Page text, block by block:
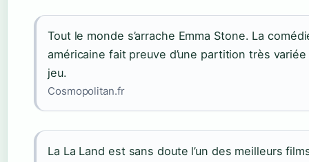
Tout le monde s’arrache Emma Stone. La
américaine fait preuve d’une partition très
jeu.
Cosmopolitan.fr
La La Land est sans doute l’un des meilleurs